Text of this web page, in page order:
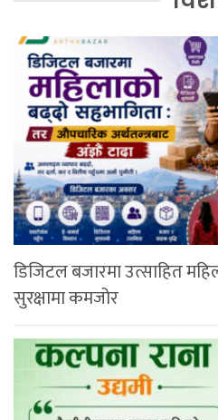
डिजिटल बजारमा उत्साहित
सुरक्षामा कमजोर